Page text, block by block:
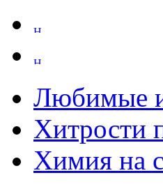
Любимые
Хитрости
Химия на